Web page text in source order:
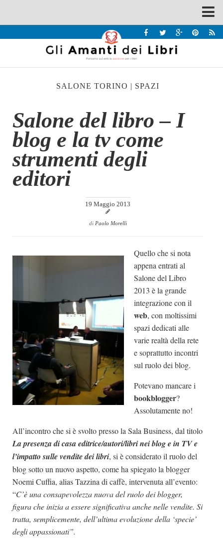
Recensioni
Interviste & Incontri
Chi siamo
Contatti
Eventi
Home
Generi
Case editrici
Partnership
Giallo Stresa
Premio Chiara
Tabù Festival 2014
A Tutto Volume
Marketing
SALONE TORINO | SPAZI
Salone del libro – I
blog e la tv come
strumenti degli
editori
19 Maggio 2013
di Paolo Morelli
Quello che si nota
appena entrati al
Salone del Libro
2013 è la grande
integrazione con il
web, con moltissimi
spazi dedicati alle
varie realtà della rete
e soprattutto incontri
sul ruolo dei blog.
Potevano mancare i
bookblogger?
Assolutamente no!
All’incontro che si è svolto presso la Sala Business, dal titolo
La presenza di casa editrice/autori/libri nei blog e in TV e
l’impatto sulle vendite dei libri, si è considerato il ruolo del
blog sotto un nuovo aspetto, come ha spiegato la blogger
Noemi Cuffia, alias Tazzina di caffè, intervenuta all’evento:
“C’è una consapevolezza nuova del ruolo dei blogger,
figura che inizia a essere significativa anche nelle vendite. Si
tratta, semplicemente, dell’ultima evoluzione della ‘specie’
degli appassionati”.